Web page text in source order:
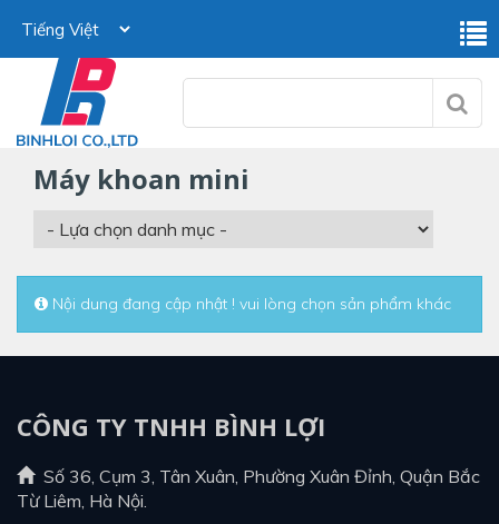
máy khoan mini
Nội dung đang cập nhật ! vui lòng chọn sản phẩm khác
CÔNG TY TNHH BÌNH LỢI
Số 36, Cụm 3, Tân Xuân, Phường Xuân Đỉnh, Quận Bắc
Từ Liêm, Hà Nội.